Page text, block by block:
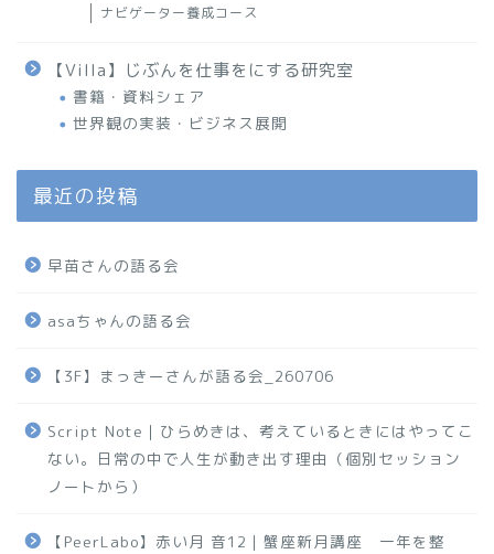
ナビゲーター養成コース
【Villa】じぶんを仕事をにする研究室
書籍・資料シェア
世界観の実装・ビジネス展開
最近の投稿
早苗さんの語る会
asaちゃんの語る会
【3F】まっきーさんが語る会_260706
Script Note｜ひらめきは、考えているときにはやってこ
ない。日常の中で人生が動き出す理由（個別セッション
ノートから）
【PeerLabo】赤い月 音12｜蟹座新月講座 一年を整